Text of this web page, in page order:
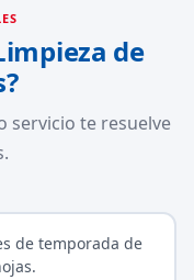
de
servicio te resuelve
de temporada de